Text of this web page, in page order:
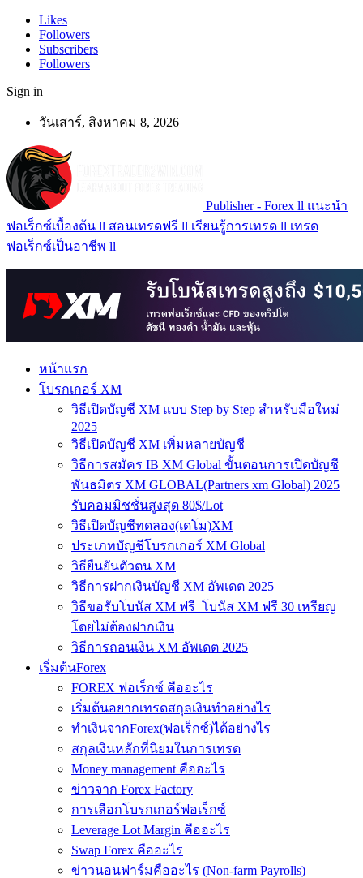
Likes
Followers
Subscribers
Followers
Sign in
วันเสาร์, สิงหาคม 8, 2026
Publisher - Forex ll แนะนำ
ฟอเร็กซ์เบื้องต้น ll สอนเทรดฟรี ll เรียนรู้การเทรด ll เทรด
ฟอเร็กซ์เป็นอาชีพ ll
หน้าแรก
โบรกเกอร์ XM
วิธีเปิดบัญชี XM แบบ Step by Step สำหรับมือใหม่
2025
วิธีเปิดบัญชี XM เพิ่มหลายบัญชี
วิธีการสมัคร IB XM Global ขั้นตอนการเปิดบัญชี
พันธมิตร XM GLOBAL(Partners xm Global) 2025
รับคอมมิชชั่นสูงสุด 80$/Lot
วิธีเปิดบัญชีทดลอง(เดโม)XM
ประเภทบัญชีโบรกเกอร์ XM Global
วิธียืนยันตัวตน XM
วิธีการฝากเงินบัญชี XM อัพเดต 2025
วิธีขอรับโบนัส XM ฟรี โบนัส XM ฟรี 30 เหรียญ
โดยไม่ต้องฝากเงิน
วิธีการถอนเงิน XM อัพเดต 2025
เริ่มต้นForex
FOREX ฟอเร็กซ์ คืออะไร
เริ่มต้นอยากเทรดสกุลเงินทำอย่างไร
ทำเงินจากForex(ฟอเร็กซ์)ได้อย่างไร
สกุลเงินหลักที่นิยมในการเทรด
Money management คืออะไร
ข่าวจาก Forex Factory
การเลือกโบรกเกอร์ฟอเร็กซ์
Leverage Lot Margin คืออะไร
Swap Forex คืออะไร
ข่าวนอนฟาร์มคืออะไร (Non-farm Payrolls)